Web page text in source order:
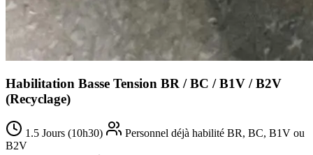
Habilitation Basse Tension BR / BC / B1V / B2V
(Recyclage)
1.5 Jours (10h30)
Personnel déjà habilité BR, BC, B1V ou
B2V